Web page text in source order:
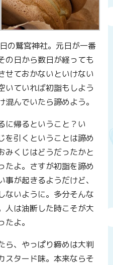
の鷲宮神社。元日が一番
の日から数日が経っても
せておかないといけない
いていれば初詣もしよう
んでいたら諦めよう。
に帰るということ？い
を引くということは諦め
みくじはどうだったかと
たよ。さすが初詣を諦め
が起きるようだけど、
ないように。多分そんな
人は油断した時こそが大
よ。
ら、やっぱり締めは大判
スタード味。本来ならそ